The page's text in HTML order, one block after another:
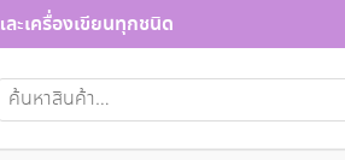
ะเครื่องเขียนทุกชนิด
ค้นหา: